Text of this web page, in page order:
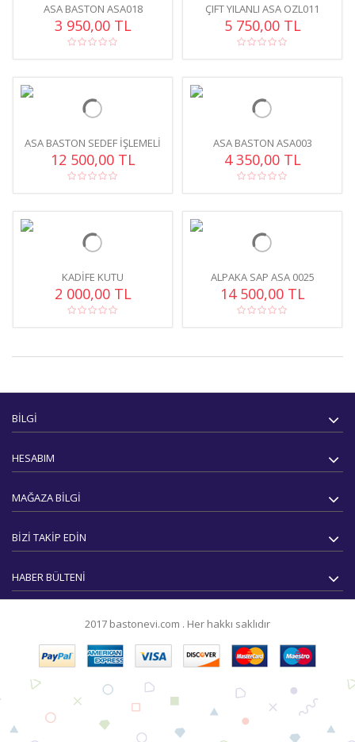
ASA BASTON ASA018
3 950,00 TL
ÇIFT YILANLI ASA OZL011
5 750,00 TL
ASA BASTON SEDEF IŞLEMELI
12 500,00 TL
ASA BASTON ASA003
4 350,00 TL
KADIFE KUTU
2 000,00 TL
ALPAKA SAP ASA 0025
14 500,00 TL
BILGI
HESABIM
MAĞAZA BILGI
BIZI TAKIP EDIN
HABER BÜLTENI
2017 bastonevi.com . Her hakkı saklıdır